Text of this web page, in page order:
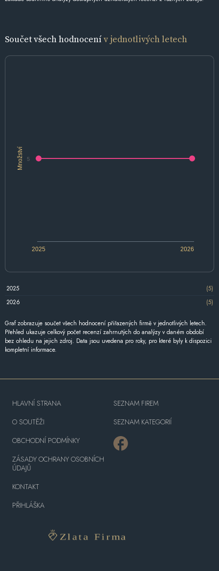
Součet všech hodnocenív jednotlivých letech
Množství
2025 2026
5
2025
(5)
2026
(5)
Graf zobrazuje součet všech hodnocení přiřazených firmě v jednotlivých letech.
Přehled ukazuje celkový počet recenzí zahrnutých do analýzy v daném období
bez ohledu na jejich zdroj. Data jsou uvedena pro roky, pro které byly k dispozici
kompletní informace.
HLAVNÍ STRANA
O SOUTĚŽI
OBCHODNÍ PODMÍNKY
ZÁSADY OCHRANY OSOBNÍCH
ÚDAJŮ
KONTAKT
PŘIHLÁŠKA
SEZNAM FIREM
SEZNAM KATEGORIÍ